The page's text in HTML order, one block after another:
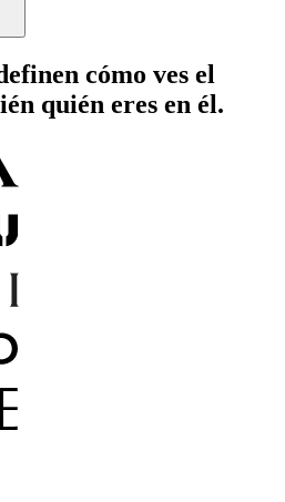
cómo ves el
quién eres en él.